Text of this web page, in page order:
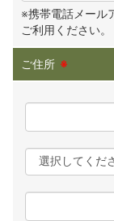
※携帯電話メール
ご利用ください。
ご住所 ※